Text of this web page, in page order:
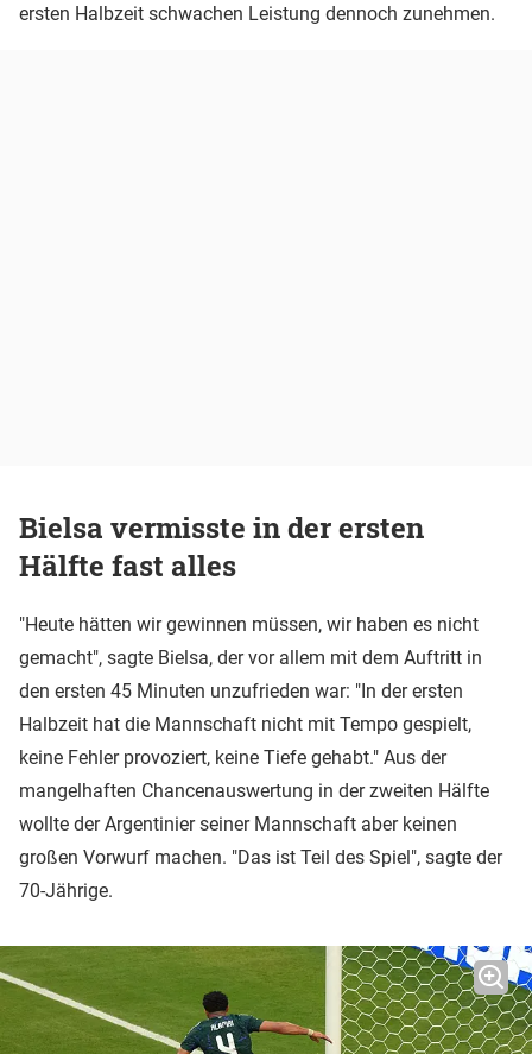
ersten Halbzeit schwachen Leistung dennoch zunehmen.
Bielsa vermisste in der ersten
Hälfte fast alles
"Heute hätten wir gewinnen müssen, wir haben es nicht
gemacht", sagte Bielsa, der vor allem mit dem Auftritt in
den ersten 45 Minuten unzufrieden war: "In der ersten
Halbzeit hat die Mannschaft nicht mit Tempo gespielt,
keine Fehler provoziert, keine Tiefe gehabt." Aus der
mangelhaften Chancenauswertung in der zweiten Hälfte
wollte der Argentinier seiner Mannschaft aber keinen
großen Vorwurf machen. "Das ist Teil des Spiel", sagte der
70-Jährige.